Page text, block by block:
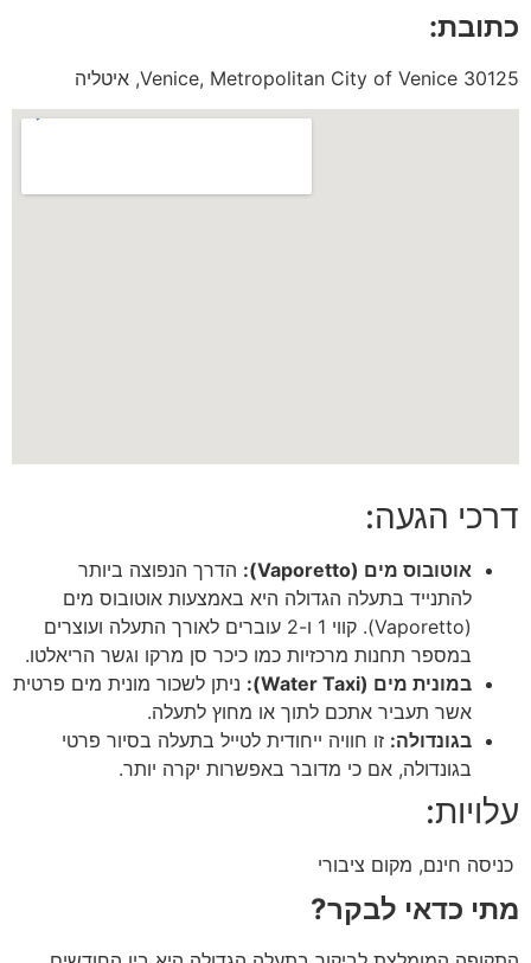
כתובת:
30125 Venice, Metropolitan City of Venice, איטליה
דרכי הגעה:
אוטובוס מים (Vaporetto):
הדרך הנפוצה ביותר
להתנייד בתעלה הגדולה היא באמצעות אוטובוס מים
(Vaporetto). קווי 1 ו-2 עוברים לאורך התעלה ועוצרים
במספר תחנות מרכזיות כמו כיכר סן מרקו וגשר הריאלטו.
במונית מים (Water Taxi):
ניתן לשכור מונית מים פרטית
אשר תעביר אתכם לתוך או מחוץ לתעלה.
בגונדולה: זו חוויה ייחודית לטייל בתעלה בסיור פרטי
בגונדולה, אם כי מדובר באפשרות יקרה יותר.
עלויות:
כניסה חינם, מקום ציבורי
מתי כדאי לבקר?